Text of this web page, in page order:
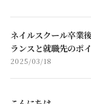
ネイルスクール卒業
ランスと就職先のポ
2025/03/18